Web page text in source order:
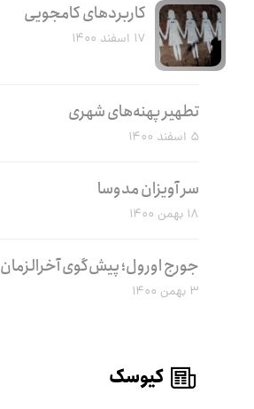
کاربرد‌های کامجویی
۱۷ اسفند ۱۴۰۰
تطهیر پهنه‌های شهری
۵ اسفند ۱۴۰۰
سر آویزان مدوسا
۱۸ بهمن ۱۴۰۰
جورج اورول؛ پیش‌گوی آخرالزمان
۳ بهمن ۱۴۰۰
کیوسک